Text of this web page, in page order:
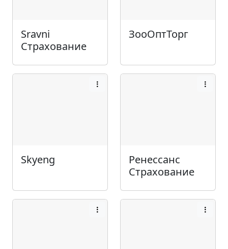
Sravni
Страхование
ЗооОптТорг
Skyeng
Ренессанс
Страхование